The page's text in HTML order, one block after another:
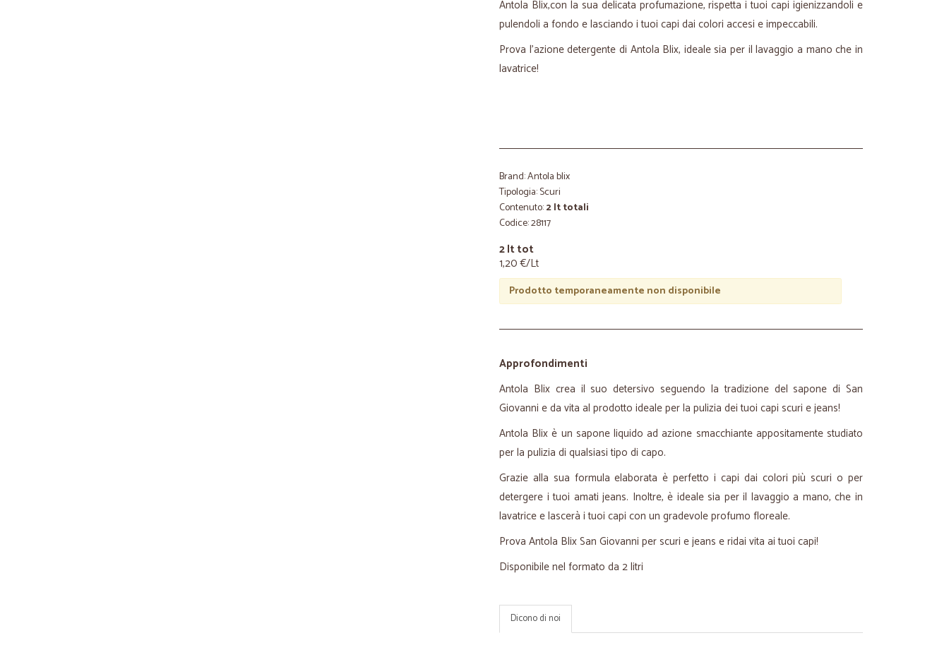
Antola Blix,con la sua delicata profumazione, rispetta i tuoi capi igienizzandoli e
pulendoli a fondo e lasciando i tuoi capi dai colori accesi e impeccabili.
Prova l’azione detergente di Antola Blix, ideale sia per il lavaggio a mano che in
lavatrice!
Brand: Antola blix
Tipologia: Scuri
Contenuto:2 lt totali
Codice: 28117
2 lt tot
1,20 €/Lt
Prodotto temporaneamente non disponibile
Approfondimenti
Antola Blix crea il suo detersivo seguendo la tradizione del sapone di San
Giovanni e da vita al prodotto ideale per la pulizia dei tuoi capi scuri e jeans!
Antola Blix è un sapone liquido ad azione smacchiante appositamente studiato
per la pulizia di qualsiasi tipo di capo.
Grazie alla sua formula elaborata è perfetto i capi dai colori più scuri o per
detergere i tuoi amati jeans. Inoltre, è ideale sia per il lavaggio a mano, che in
lavatrice e lascerà i tuoi capi con un gradevole profumo floreale.
Prova Antola Blix San Giovanni per scuri e jeans e ridai vita ai tuoi capi!
Disponibile nel formato da 2 litri
Dicono di noi